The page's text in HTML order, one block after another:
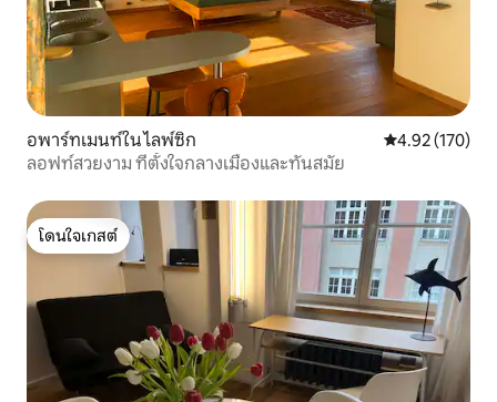
อพาร์ทเมนท์ใน ไลพ์ซิก คะแนนเฉลี่ย
4.92 (170)
ลอฟท์สวยงาม ที่ตั้งใจกลางเมืองและทันสมัย
โดนใจเกสต์
โดนใจเกสต์